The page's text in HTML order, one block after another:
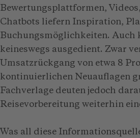
Bewertungsplattformen,
Chatbots liefern Inspiration,
Buchungsmöglichkeiten. Auch
keineswegs ausgedient. Zwar
Umsatzrückgang von etwa 8
kontinuierlichen Neuauflagen
Fachverlage deuten jedoch
Reisevorbereitung weiterhin
Was all diese